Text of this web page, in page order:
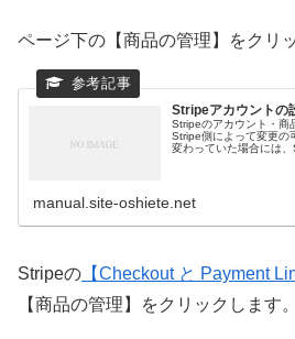
ページ下の【商品の管理】をクリ
Stripeアカウントの
Stripeのアカウント・商
Stripe側によって変更の
変わっていた場合には
manual.site-oshiete.net
Stripeの 【Checkout と Payment
【商品の管理】をクリックします。